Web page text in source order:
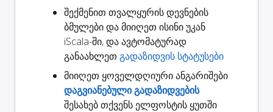
შექმენით თვალყურის დევნების
ბმულებიდა მიიღეთ ისინი უკან
iScala-ში, და ავტომატურად
განაახლეთ გადაზიდვის სტატუსები
მიიღეთ ყოველდღიური ანგარიშები
დაგვიანებული გადაზიდვების
შესახებ თქვენს ელფოსტის ყუთში